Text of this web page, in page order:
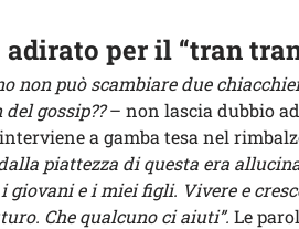
per il “tran
non può scambiare due
gossip??– non lascia dubbio
a gamba tesa nel
piattezza di questa era
giovani e i miei figli. Vivere e
Che qualcuno ci aiuti”. Le